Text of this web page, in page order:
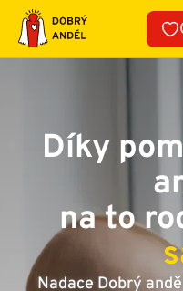
Přeskočit
obsah
Díky
na to
Nadace Dobrý